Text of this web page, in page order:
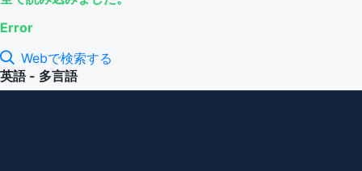
Error
Webで検索する
英語 - 多言語